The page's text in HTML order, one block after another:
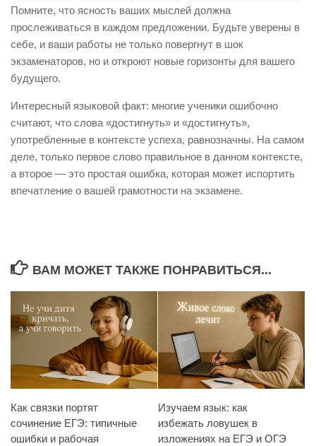
Помните, что ясность ваших мыслей должна
прослеживаться в каждом предложении. Будьте уверены в
себе, и ваши работы не только повергнут в шок
экзаменаторов, но и откроют новые горизонты для вашего
будущего.
Интересный языковой факт: многие ученики ошибочно
считают, что слова «достигнуть» и «достигнуть»,
употребленные в контексте успеха, равнозначны. На самом
деле, только первое слово правильное в данном контексте,
а второе — это простая ошибка, которая может испортить
впечатление о вашей грамотности на экзамене.
ВАМ МОЖЕТ ТАКЖЕ ПОНРАВИТЬСЯ...
Как связки портят
сочинение ЕГЭ: типичные
ошибки и рабочая
Изучаем язык: как
избежать ловушек в
изложениях на ЕГЭ и ОГЭ